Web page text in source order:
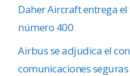
Daher Aircraft entrega
número 400
Airbus se adjudica el
comunicaciones